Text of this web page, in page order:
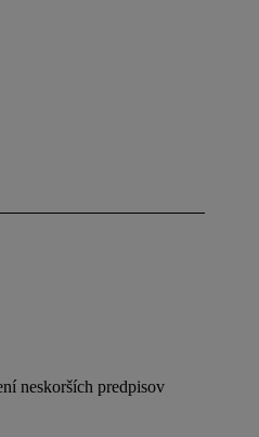
neskorších predpisov